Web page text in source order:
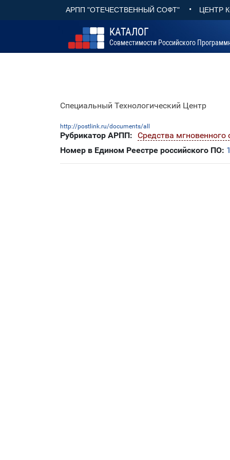
АРПП "ОТЕЧЕСТВЕННЫЙ СОФТ" • ЦЕНТР
КАТАЛОГ
Совместимости Российского
Специальный Технологический Центр
http://postlink.ru/documents/all
Рубрикатор АРПП:
Средства
Номер в Едином Реестре российского ПО: